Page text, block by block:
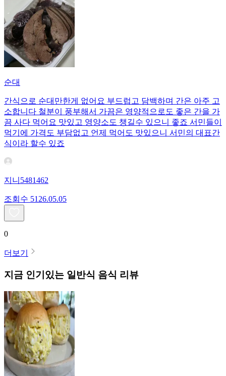
순대
간식으로 순대만한게 없어요 부드럽고 담백하며 간은 아주 고
소합니다 철분이 풍부해서 가끔은 영양적으로도 좋은 간을 가
끔 사다 먹어요 맛있고 영양소도 챙길수 있으니 좋죠 서민들이
먹기에 가격도 부담없고 언제 먹어도 맛있으니 서민의 대표간
식이라 할수 있죠
지니5481462
조회수 51 26.05.05
0
더보기
지금 인기있는 일반식 음식 리뷰